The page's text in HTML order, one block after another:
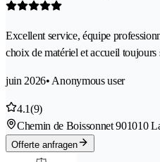
Excellent service, équipe
choix de matériel et accueil
juin 2026• Anonymous user
4.1(9)
Chemin de Boissonnet 901010
Offerte anfragen